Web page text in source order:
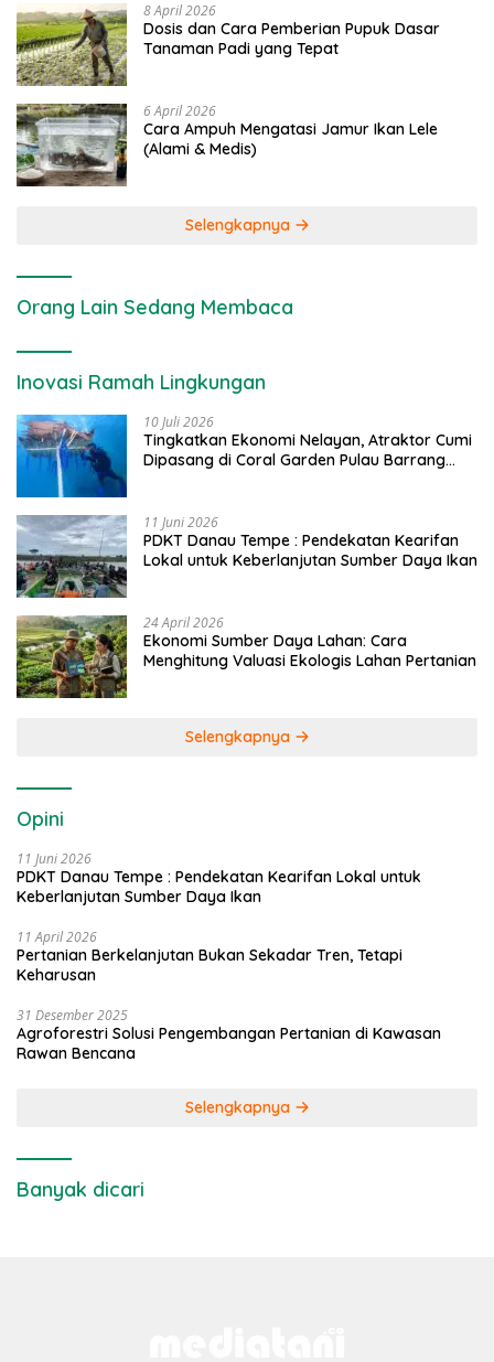
8 April 2026
Dosis dan Cara Pemberian Pupuk Dasar
Tanaman Padi yang Tepat
6 April 2026
Cara Ampuh Mengatasi Jamur Ikan Lele
(Alami & Medis)
Selengkapnya
Orang Lain Sedang Membaca
Inovasi Ramah Lingkungan
10 Juli 2026
Tingkatkan Ekonomi Nelayan, Atraktor Cumi
Dipasang di Coral Garden Pulau Barrang
11 Juni 2026
PDKT Danau Tempe : Pendekatan Kearifan
Lokal untuk Keberlanjutan Sumber Daya Ikan
24 April 2026
Ekonomi Sumber Daya Lahan: Cara
Menghitung Valuasi Ekologis Lahan Pertanian
Selengkapnya
Opini
11 Juni 2026
PDKT Danau Tempe : Pendekatan Kearifan Lokal untuk
Keberlanjutan Sumber Daya Ikan
11 April 2026
Pertanian Berkelanjutan Bukan Sekadar Tren, Tetapi
Keharusan
31 Desember 2025
Agroforestri Solusi Pengembangan Pertanian di Kawasan
Rawan Bencana
Selengkapnya
Banyak dicari